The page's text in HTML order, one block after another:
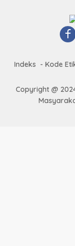
Indeks Kode
Copyright @